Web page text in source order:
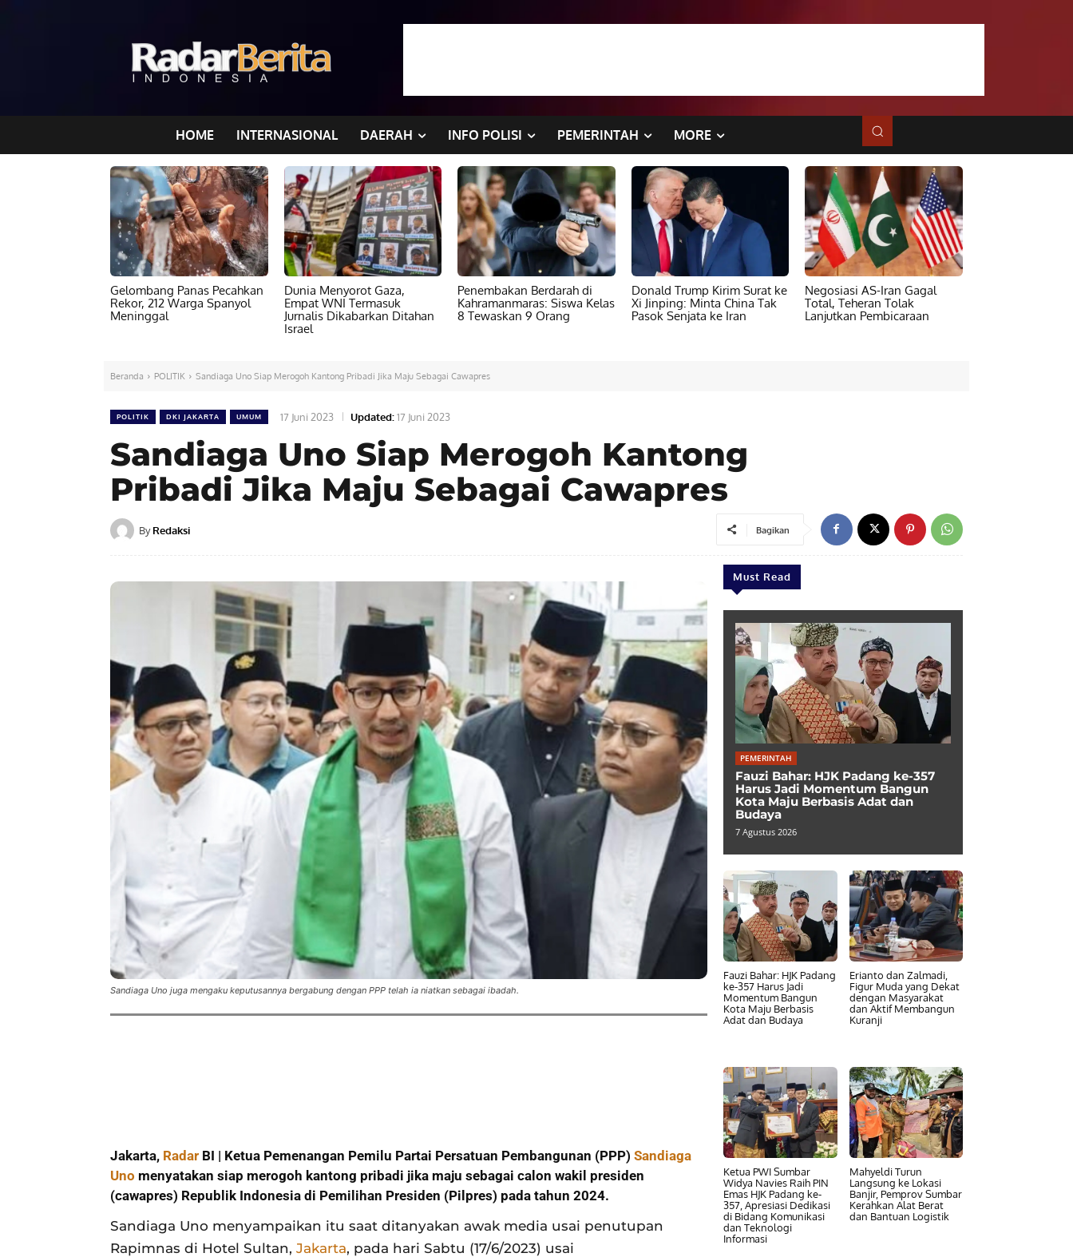
HOME INTERNASIONAL DAERAH INFO POLISI PEMERINTAH MORE
Gelombang Panas Pecahkan
Rekor, 212 Warga Spanyol
Meninggal
Dunia Menyorot Gaza,
Empat WNI Termasuk
Jurnalis Dikabarkan Ditahan
Israel
Penembakan Berdarah di
Kahramanmaras: Siswa Kelas
8 Tewaskan 9 Orang
Donald Trump Kirim Surat ke
Xi Jinping: Minta China Tak
Pasok Senjata ke Iran
Negosiasi AS-Iran Gagal
Total, Teheran Tolak
Lanjutkan Pembicaraan
Beranda POLITIK Sandiaga Uno Siap Merogoh Kantong Pribadi Jika Maju Sebagai Cawapres
POLITIK DKI JAKARTA UMUM 17 Juni 2023 Updated:17 Juni 2023
Sandiaga Uno Siap Merogoh Kantong
Pribadi Jika Maju Sebagai Cawapres
By Redaksi Bagikan
Sandiaga Uno juga mengaku keputusannya bergabung dengan PPP telah ia niatkan sebagai ibadah.
Jakarta, Radar BI | Ketua Pemenangan Pemilu Partai Persatuan Pembangunan (PPP) Sandiaga
Uno menyatakan siap merogoh kantong pribadi jika maju sebagai calon wakil presiden
(cawapres) Republik Indonesia di Pemilihan Presiden (Pilpres) pada tahun 2024.
Sandiaga Uno menyampaikan itu saat ditanyakan awak media usai penutupan
Rapimnas di Hotel Sultan, Jakarta, pada hari Sabtu (17/6/2023) usai
Must Read
PEMERINTAH
Fauzi Bahar: HJK Padang ke-357
Harus Jadi Momentum Bangun
Kota Maju Berbasis Adat dan
Budaya
7 Agustus 2026
Fauzi Bahar: HJK Padang
ke-357 Harus Jadi
Momentum Bangun
Kota Maju Berbasis
Adat dan Budaya
Erianto dan Zalmadi,
Figur Muda yang Dekat
dengan Masyarakat
dan Aktif Membangun
Kuranji
Ketua PWI Sumbar
Widya Navies Raih PIN
Emas HJK Padang ke-
357, Apresiasi Dedikasi
di Bidang Komunikasi
dan Teknologi
Informasi
Mahyeldi Turun
Langsung ke Lokasi
Banjir, Pemprov Sumbar
Kerahkan Alat Berat
dan Bantuan Logistik